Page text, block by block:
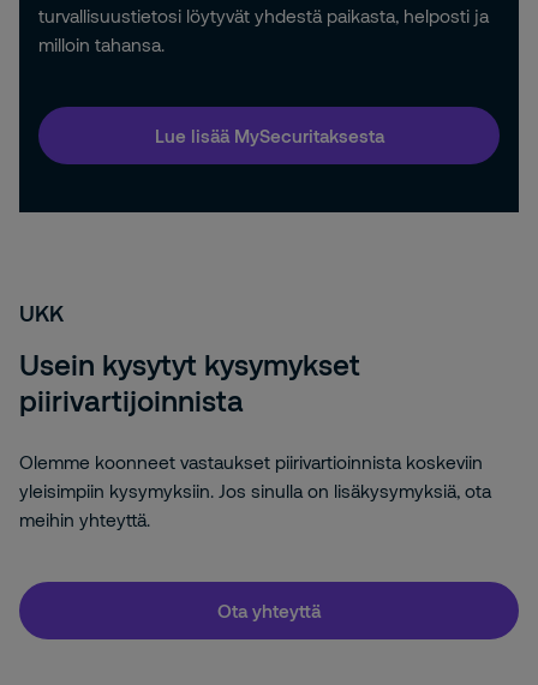
turvallisuustietosi löytyvät yhdestä paikasta, helposti ja
milloin tahansa.
Lue lisää MySecuritaksesta
UKK
Usein kysytyt kysymykset
piirivartijoinnista
Olemme koonneet vastaukset piirivartioinnista koskeviin
yleisimpiin kysymyksiin. Jos sinulla on lisäkysymyksiä, ota
meihin yhteyttä.
Ota yhteyttä